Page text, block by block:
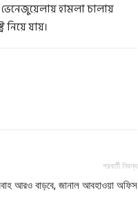
হামলা চালায়
নিয়ে যায়।
পরবর্তী নিবন্ধ
আরও বাড়বে, জানাল আবহাওয়া অফিস